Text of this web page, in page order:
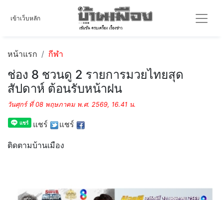
เข้าเว็บหลัก
หน้าแรก กีฬา
ช่อง 8 ชวนดู 2 รายการมวยไทยสุด
สัปดาห์ ต้อนรับหน้าฝน
วันศุกร์ ที่ 08 พฤษภาคม พ.ศ. 2569, 16.41 น.
แชร์ แชร์
ติดตามบ้านเมือง